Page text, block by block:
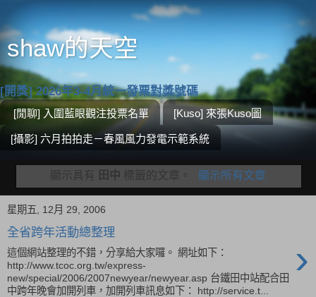
shaw的天空
[開獎] 2026年3-4月統一發票對獎號碼
[閒聊] 入圍藍眼觀注投票名單 [Kuso] 來張Kuso圖
[攝影] 六月拍拍走－春風風力發電示範系統
顯示具有 田中 標籤的文章。 顯示所有文章
星期五, 12月 29, 2006
全省跨年活動總整理
›
這個網站整理的不錯，分享給大家囉。 網址如下：
http://www.tcoc.org.tw/express-
new/special/2006/2007newyear/newyear.asp 台鐵田中站配合田
中跨年晚會加開列車，加開列車訊息如下： http://service.t...